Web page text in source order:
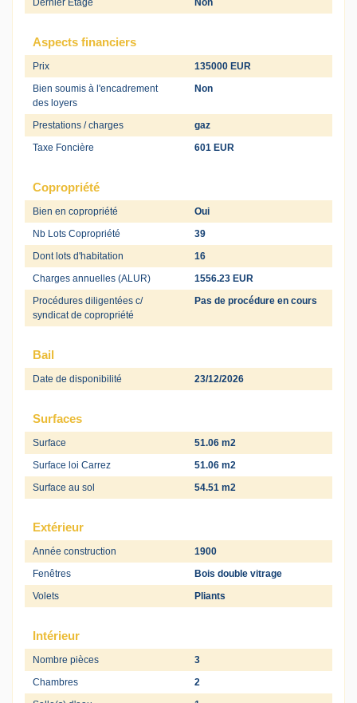
Dernier Etage Non
Aspects financiers
Prix
135000 EUR
Bien soumis à l'encadrement
des loyers
Non
Prestations / charges
gaz
Taxe Foncière
601 EUR
Copropriété
Bien en copropriété
Oui
Nb Lots Copropriété
39
Dont lots d'habitation
16
Charges annuelles (ALUR)
1556.23 EUR
Procédures diligentées c/
syndicat de copropriété
Pas de procédure en cours
Bail
Date de disponibilité 23/12/2026
Surfaces
Surface
51.06 m2
Surface loi Carrez
51.06 m2
Surface au sol
54.51 m2
Extérieur
Année construction
1900
Fenêtres
Bois double vitrage
Volets
Pliants
Intérieur
Nombre pièces
3
Chambres
2